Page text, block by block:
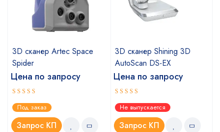
3D сканер Artec Space
Spider
Цена по запросу
Оценка
5.00из 5
Под заказ
Запрос КП
3D сканер Shining 3D
AutoScan DS-EX
Цена по запросу
Оценка
4.67из 5
Не выпускается
Запрос КП